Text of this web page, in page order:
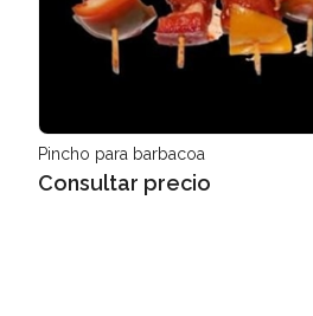
Pincho para barbacoa
Consultar precio